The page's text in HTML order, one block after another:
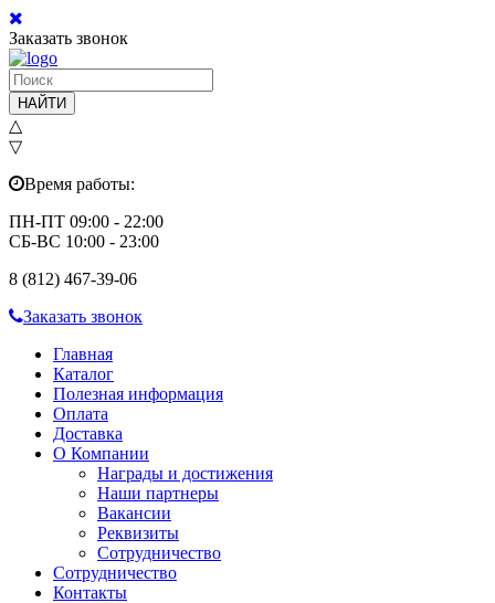
Заказать звонок
НАЙТИ
△
▽
Время работы:
ПН-ПТ 09:00 - 22:00
СБ-ВС 10:00 - 23:00
8 (812) 467-39-06
Заказать звонок
Главная
Каталог
Полезная информация
Оплата
Доставка
О Компании
Награды и достижения
Наши партнеры
Вакансии
Реквизиты
Сотрудничество
Сотрудничество
Контакты